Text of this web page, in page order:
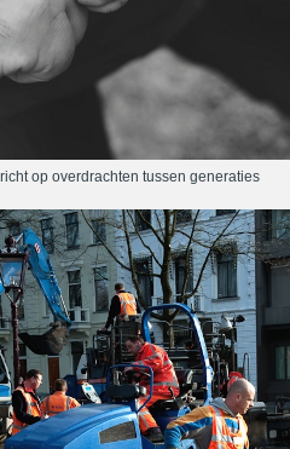
op overdrachten tussen generaties